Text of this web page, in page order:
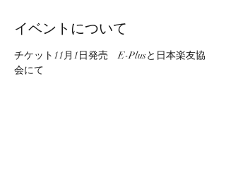
イベントについて
チケット11月1日発売　E-Plusと日本楽友協
会にて